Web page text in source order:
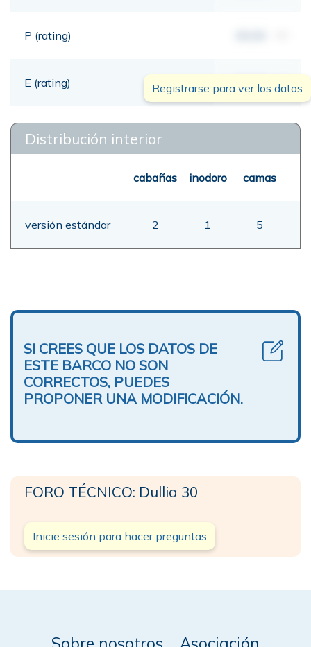
P (rating)
E (rating) 00,00 mt
Registrarse para ver los datos
Distribución interior
cabañas inodoro camas
versión estándar 2 1 5
SI CREES QUE LOS DATOS DE
ESTE BARCO NO SON
CORRECTOS, PUEDES
PROPONER UNA MODIFICACIÓN.
FORO TÉCNICO: Dullia 30
Inicie sesión para hacer preguntas